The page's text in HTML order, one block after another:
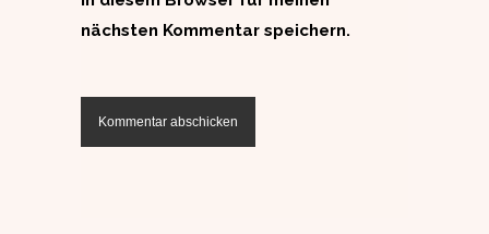
nächsten Kommentar speichern.